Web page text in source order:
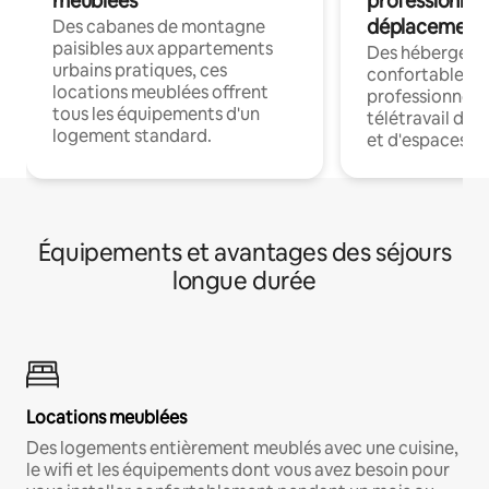
Des cabanes de montagne
paisibles aux appartements
urbains pratiques, ces
locations meublées offrent
tous les équipements d'un
logement standard.
déplacement
Des
confortables
professionnels
télétravail
et d'espaces
Équipements et avantages des séjours
longue durée
Locations meublées
Des logements entièrement meublés avec une cuisine,
le wifi et les équipements dont vous avez besoin pour